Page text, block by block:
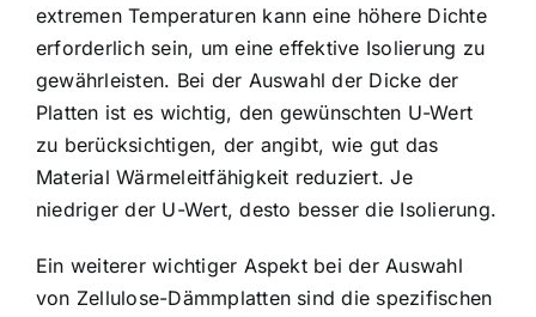
extremen Temperaturen kann eine höhere Dichte
erforderlich sein, um eine effektive Isolierung zu
gewährleisten. Bei der Auswahl der Dicke der
Platten ist es wichtig, den gewünschten U-Wert
zu berücksichtigen, der angibt, wie gut das
Material Wärmeleitfähigkeit reduziert. Je
niedriger der U-Wert, desto besser die Isolierung.
Ein weiterer wichtiger Aspekt bei der Auswahl
von Zellulose-Dämmplatten sind die spezifischen